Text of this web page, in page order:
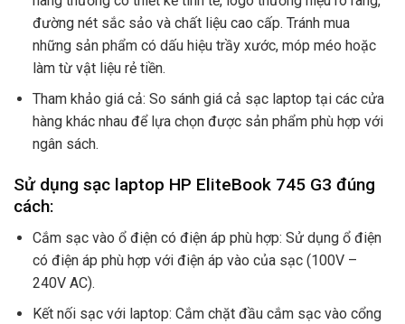
đường nét sắc sảo và chất liệu cao cấp. Tránh mua
những sản phẩm có dấu hiệu trầy xước, móp méo hoặc
làm từ vật liệu rẻ tiền.
Tham khảo giá cả: So sánh giá cả sạc laptop tại các cửa
hàng khác nhau để lựa chọn được sản phẩm phù hợp với
ngân sách.
Sử dụng sạc laptop HP EliteBook 745 G3 đúng
cách:
Cắm sạc vào ổ điện có điện áp phù hợp: Sử dụng ổ điện
có điện áp phù hợp với điện áp vào của sạc (100V –
240V AC).
Kết nối sạc với laptop: Cắm chặt đầu cắm sạc vào cổng